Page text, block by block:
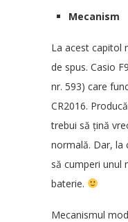
Mecanism
La acest capitol
de spus. Casio
nr. 593) care
CR2016.
trebui să țină
normală. Dar, la
să cumperi unul
baterie.
Mecanismul